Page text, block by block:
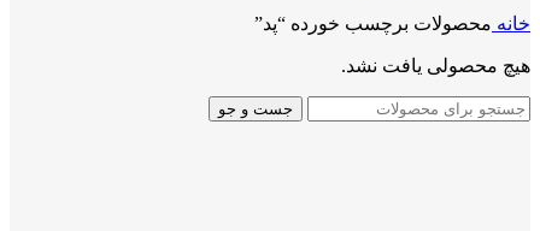
خانه محصولات برچسب خورده “پد”
هیچ محصولی یافت نشد.
جست و جو